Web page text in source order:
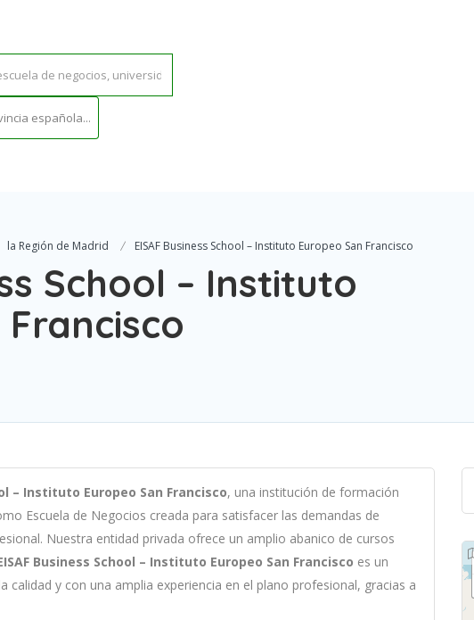
española...
la Región de Madrid EISAF Business School – Instituto Europeo San Francisco
School – Instituto
– Instituto Europeo San Francisco, una institución de formación
Escuela de Negocios creada para satisfacer las demandas de
. Nuestra entidad privada ofrece un amplio abanico de cursos
Business School – Instituto Europeo San Francisco es un
la calidad y con una amplia experiencia en el plano profesional, gracias a